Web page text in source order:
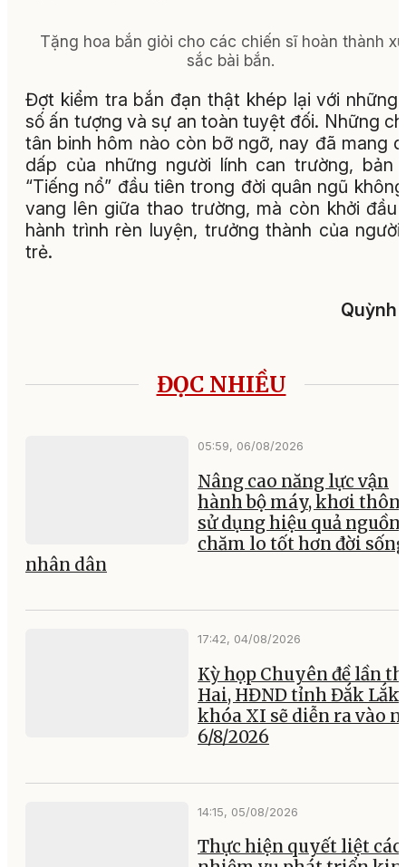
Tặng hoa bắn giỏi cho các chiến sĩ hoàn thành
sắc bài bắn.
Đợt kiểm tra bắn đạn thật khép lại với những
số ấn tượng và sự an toàn tuyệt đối. Những
tân binh hôm nào còn bỡ ngỡ, nay đã mang
dấp của những người lính can trường, bản
“Tiếng nổ” đầu tiên trong đời quân ngũ
vang lên giữa thao trường, mà còn khởi đầu
hành trình rèn luyện, trưởng thành của người
trẻ.
Quỳnh
ĐỌC NHIỀU
05:59, 06/08/2026
Nâng cao năng lực vận
hành bộ máy, khơi
sử dụng hiệu quả nguồn
chăm lo tốt hơn đời sống
nhân dân
17:42, 04/08/2026
Kỳ họp Chuyên đề lần
Hai, HĐND tỉnh Đắk Lắk
khóa XI sẽ diễn ra vào
6/8/2026
14:15, 05/08/2026
Thực hiện quyết liệt các